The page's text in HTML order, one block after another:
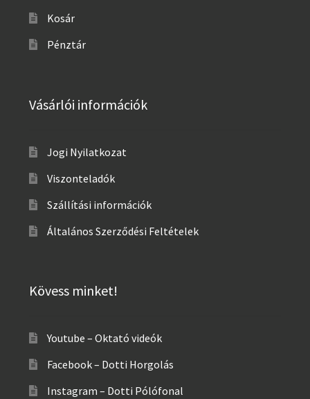
Kosár
Pénztár
Vásárlói információk
Jogi Nyilatkozat
Viszonteladók
Szállítási információk
Általános Szerződési Feltételek
Kövess minket!
Youtube – Oktató videók
Facebook – Dotti Horgolás
Instagram – Dotti Pólófonal